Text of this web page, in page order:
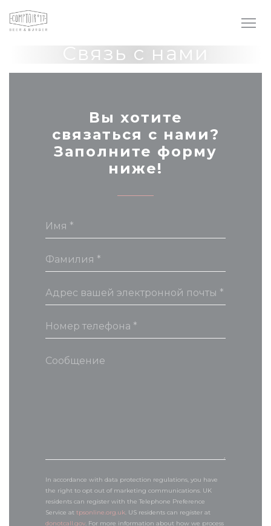
Панель управления cookies
Связь с нами
Вы хотите
связаться с нами?
Заполните форму
ниже!
In accordance with data protection regulations, you have
the right to opt out of marketing communications. UK
residents can register with the Telephone Preference
Service at tpsonline.org.uk. US residents can register at
donotcall.gov. For more information about how we process